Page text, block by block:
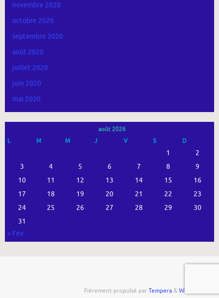
novembre 2020
octobre 2020
septembre 2020
août 2020
juillet 2020
juin 2020
mai 2020
août 2026
L
M M J V S D
1
2
3
4 5 6 7 8
9
10
11 12 13 14 15
16
17
18 19 20 21 22
23
24
25 26 27 28 29
30
31
« Fév
Fièrement propulsé parTempera&WordPress.